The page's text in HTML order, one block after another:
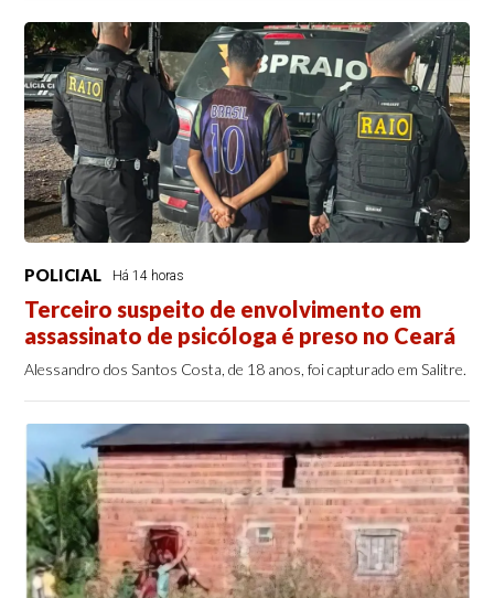
POLICIAL Há 14 horas
Terceiro suspeito de envolvimento em
assassinato de psicóloga é preso no Ceará
Alessandro dos Santos Costa, de 18 anos, foi capturado em Salitre.